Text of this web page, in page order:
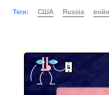
Теги: США Russia